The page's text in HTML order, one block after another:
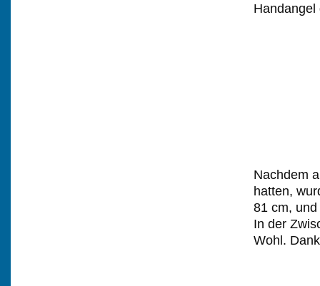
Handangel
Nachdem
hatten,
81 cm,
In der
Wohl.